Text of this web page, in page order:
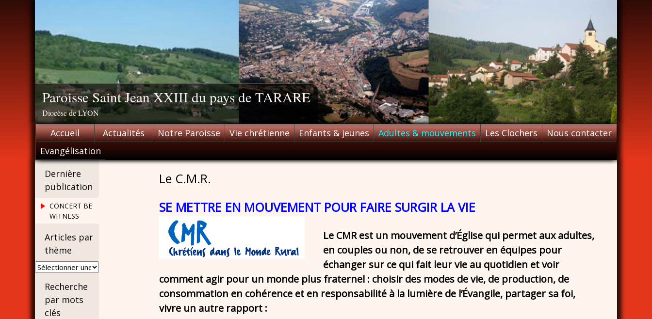
Paroisse Saint Jean XXIII du pays de TARARE
Diocèse de LYON
Accueil Actualités Notre Paroisse Vie chrétienne Enfants & jeunes Adultes & mouvements Les Clochers
Nous contacter
Evangélisation
Le C.M.R.
SE METTRE EN MOUVEMENT POUR FAIRE SURGIR LA VIE
Le CMR est un mouvement d’Église qui permet aux adultes,
en couples ou non, de se retrouver en équipes pour
échanger sur ce qui fait leur vie au quotidien et voir
comment agir pour un monde plus fraternel : choisir des modes de vie, de production, de
consommation en cohérence et en responsabilité à la lumière de l’Évangile, partager sa foi,
vivre un autre rapport :
Dernière
publication
CONCERT BE
WITNESS
Articles par
thème
Articles
thème
Recherche
par mots
clés